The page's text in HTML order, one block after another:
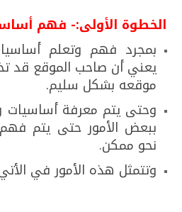
الخطوة الأولى:- فهم
بمجرد فهم وتعلم
يعني أن صاحب الموقع قد
موقعه بشكل سليم.
وحتى يتم معرفة أساسيات
ببعض الأمور حتى يتم
نحو ممكن.
وتتمثل هذه الأمور في